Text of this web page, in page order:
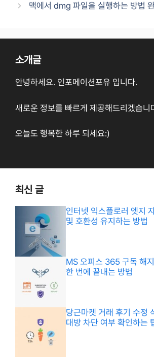
맥에서 dmg 파일을 실행하는 방법
소개글
안녕하세요. 인포메이션포유 입니다.
새로운 정보를 빠르게 제공해드리겠습니
오늘도 행복한 하루 되세요:)
최신 글
인터넷 익스플로러 엣지
및 호환성 유지하는 방법
MS 오피스 365 구독 해
한 번에 끝내는 방법
당근마켓 거래 후기 수정
대방 차단 여부 확인하는